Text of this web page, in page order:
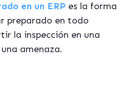
en un ERP es la forma
preparado en todo
la inspección en una
amenaza.